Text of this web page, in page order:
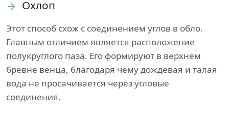
Охлоп
Этот способ схож с соединением углов в обло.
Главным отличием является расположение
полукруглого паза. Его формируют в верхнем
бревне венца, благодаря чему дождевая и талая
вода не просачивается через угловые
соединения.